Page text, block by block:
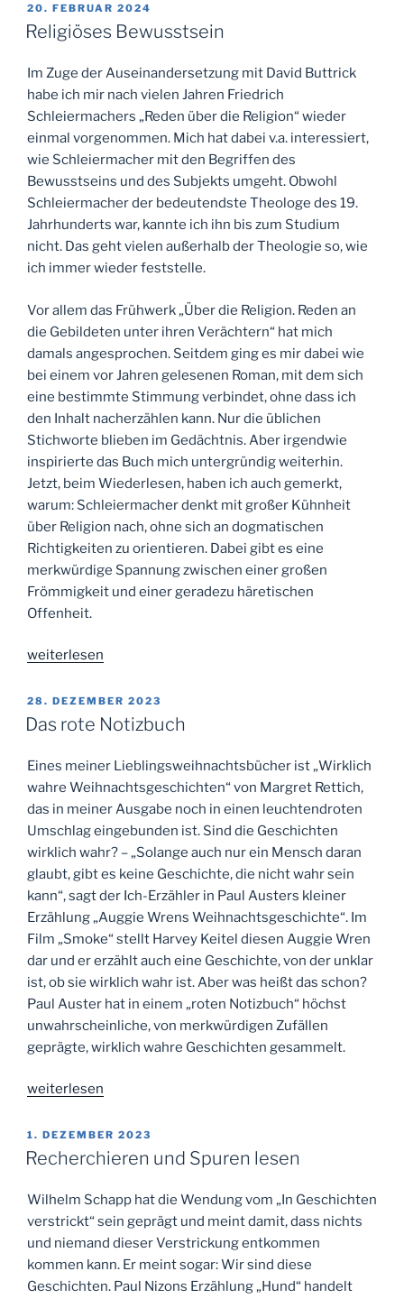
die
Religion
VERÖFFENTLICHT
AM
20. FEBRUAR 2024
Religiöses Bewusstsein
Im Zuge der Auseinandersetzung mit David Buttrick
habe ich mir nach vielen Jahren Friedrich
Schleiermachers „Reden über die Religion“ wieder
einmal vorgenommen. Mich hat dabei v.a. interessiert,
wie Schleiermacher mit den Begriffen des
Bewusstseins und des Subjekts umgeht. Obwohl
Schleiermacher der bedeutendste Theologe des 19.
Jahrhunderts war, kannte ich ihn bis zum Studium
nicht. Das geht vielen außerhalb der Theologie so, wie
ich immer wieder feststelle.
Vor allem das Frühwerk „Über die Religion. Reden an
die Gebildeten unter ihren Verächtern“ hat mich
damals angesprochen. Seitdem ging es mir dabei wie
bei einem vor Jahren gelesenen Roman, mit dem sich
eine bestimmte Stimmung verbindet, ohne dass ich
den Inhalt nacherzählen kann. Nur die üblichen
Stichworte blieben im Gedächtnis. Aber irgendwie
inspirierte das Buch mich untergründig weiterhin.
Jetzt, beim Wiederlesen, haben ich auch gemerkt,
warum: Schleiermacher denkt mit großer Kühnheit
über Religion nach, ohne sich an dogmatischen
Richtigkeiten zu orientieren. Dabei gibt es eine
merkwürdige Spannung zwischen einer großen
Frömmigkeit und einer geradezu häretischen
Offenheit.
„Religiöses
weiterlesen
VERÖFFENTLICHT
AM
28. DEZEMBER 2023
Das rote Notizbuch
Eines meiner Lieblingsweihnachtsbücher ist „Wirklich
wahre Weihnachtsgeschichten“ von Margret Rettich,
das in meiner Ausgabe noch in einen leuchtendroten
Umschlag eingebunden ist. Sind die Geschichten
wirklich wahr? – „Solange auch nur ein Mensch daran
glaubt, gibt es keine Geschichte, die nicht wahr sein
kann“, sagt der Ich-Erzähler in Paul Austers kleiner
Erzählung „Auggie Wrens Weihnachtsgeschichte“. Im
Film „Smoke“ stellt Harvey Keitel diesen Auggie Wren
dar und er erzählt auch eine Geschichte, von der unklar
ist, ob sie wirklich wahr ist. Aber was heißt das schon?
Paul Auster hat in einem „roten Notizbuch“ höchst
unwahrscheinliche, von merkwürdigen Zufällen
geprägte, wirklich wahre Geschichten gesammelt.
„Das
Notizbuch“
weiterlesen
VERÖFFENTLICHT
AM
1. DEZEMBER 2023
Recherchieren und Spuren lesen
Wilhelm Schapp hat die Wendung vom „In Geschichten
verstrickt“ sein geprägt und meint damit, dass nichts
und niemand dieser Verstrickung entkommen
kommen kann. Er meint sogar: Wir sind diese
Geschichten. Paul Nizons Erzählung „Hund“ handelt